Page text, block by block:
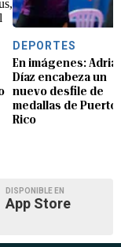
DEPORTES
En imágenes:
Díaz encabeza un
nuevo desfile de
medallas de Puerto
Rico
DISPONIBLE EN
App Store